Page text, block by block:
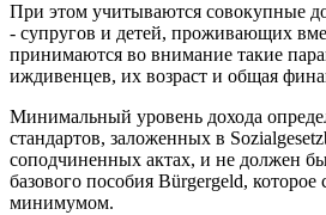
При этом учитываются совокупные
- супругов и детей, проживающих
принимаются во внимание такие
иждивенцев, их возраст и общая
Минимальный уровень дохода
стандартов, заложенных в
соподчиненных актах, и не должен
базового пособия Bürgergeld,
минимумом.